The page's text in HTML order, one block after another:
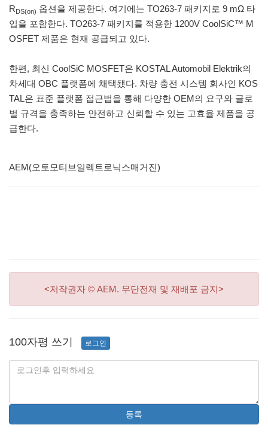
RDS(on) 옵션을 제공한다. 여기에는 TO263-7 패키지로 9 mΩ 타
입을 포함한다. TO263-7 패키지를 적용한 1200V CoolSiC™ M
OSFET 제품은 현재 공급되고 있다.
한편, 최신 CoolSiC MOSFET은 KOSTAL Automobil Elektrik의
차세대 OBC 플랫폼에 채택됐다. 차량 충전 시스템 회사인 KOS
TAL은 표준 플랫폼 접근법을 통해 다양한 OEM의 요구와 글로
벌 규격을 충족하는 안전하고 신뢰할 수 있는 고효율 제품을 공
급한다.
AEM(오토모티브일렉트로닉스매거진)
<저작권자 © AEM. 무단전재 및 재배포 금지>
100자평 쓰기 로그인
등록